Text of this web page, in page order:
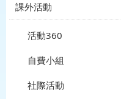
課外活動
活動360
自費小組
社際活動